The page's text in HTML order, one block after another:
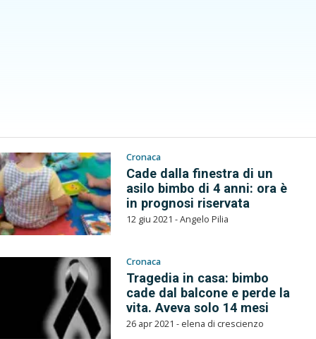
Cronaca
Cade dalla finestra di un
asilo bimbo di 4 anni: ora è
in prognosi riservata
12 giu 2021 - Angelo Pilia
Cronaca
Tragedia in casa: bimbo
cade dal balcone e perde la
vita. Aveva solo 14 mesi
26 apr 2021 - elena di crescienzo